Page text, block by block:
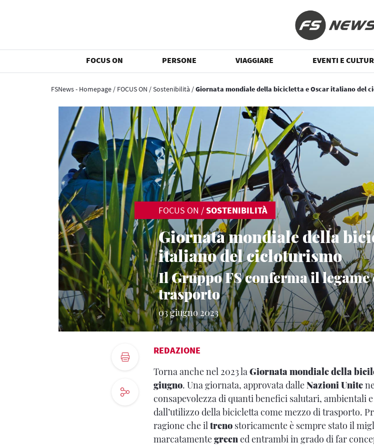
FOCUS ON PERSONE VIAGGIARE EVENTI E
FSNews - Homepage / FOCUS ON /Sostenibilità /Giornata mondiale della bicicletta e Oscar italiano del
FOCUS ON /SOSTENIBILITÀ
Giornata mondiale della
italiano del cicloturismo
Il Gruppo FS conferma il legame
trasporto
03 giugno 2023
REDAZIONE
Torna anche nel 2023 laGiornata mondiale della
giugno. Una giornata, approvata dalleNazioni Unite
consapevolezza di quanti benefici salutari, ambientali
dall’utilizzo della bicicletta come mezzo di trasporto.
ragione che iltreno storicamente è sempre stato il
marcatamentegreened entrambi in grado di far